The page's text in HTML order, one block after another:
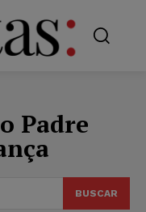
Padre
BUSCAR